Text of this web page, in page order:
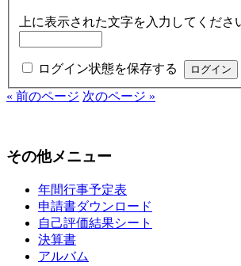
上に表示された文字を入力してくださ
ログイン状態を保存する
« 前のページ 次のページ »
その他メニュー
年間行事予定表
申請書ダウンロード
自己評価結果シート
決算書
アルバム